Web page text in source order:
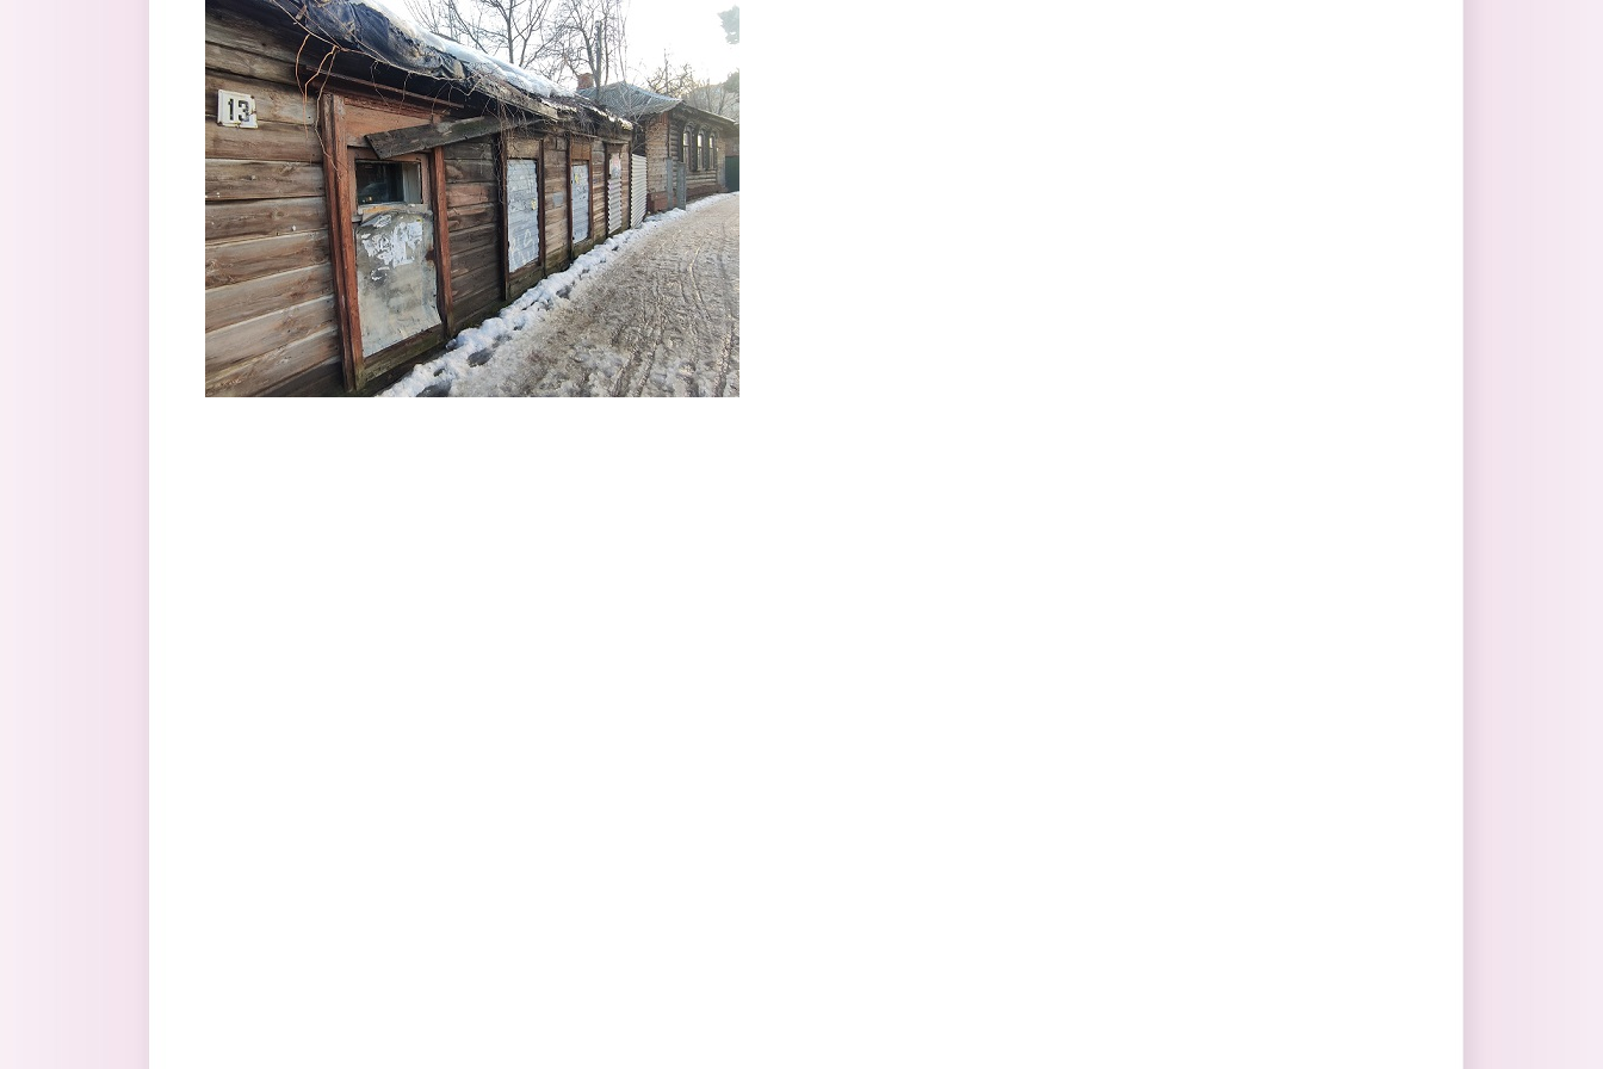
Перейти к основному содержанию